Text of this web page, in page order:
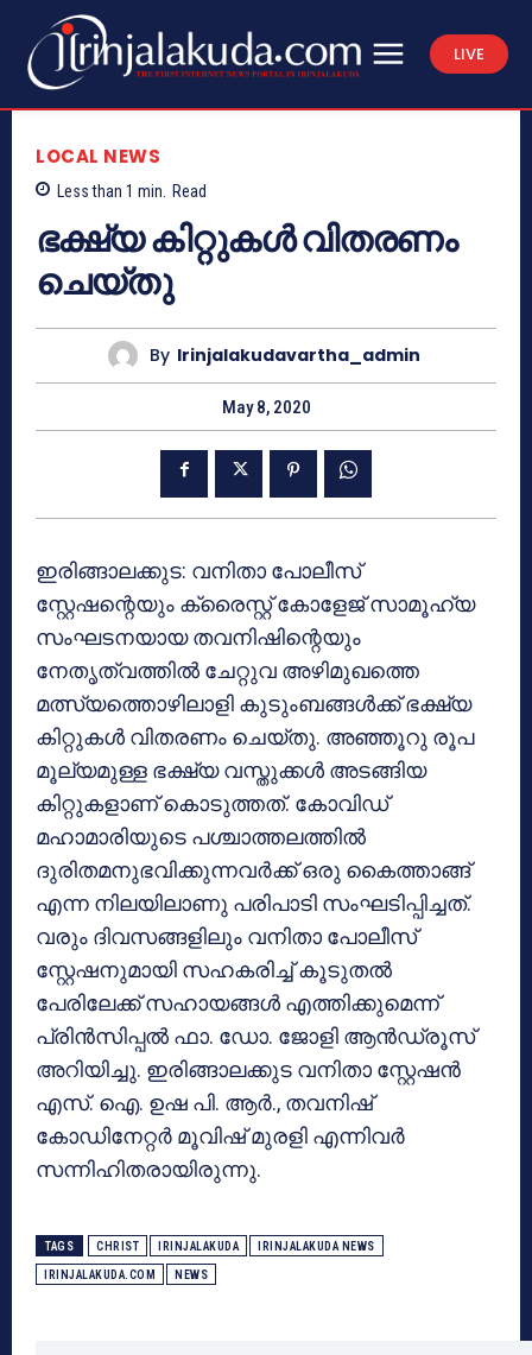
LIVE
LOCAL NEWS
Less than 1 min. Read
ഭക്ഷ്യ കിറ്റുകൾ വിതരണം
ചെയ്തു
By Irinjalakudavartha_admin
May 8, 2020
ഇരിങ്ങാലക്കുട: വനിതാ പോലീസ്
സ്റ്റേഷന്റെയും ക്രൈസ്റ്റ് കോളേജ് സാമൂഹ്യ
സംഘടനയായ തവനിഷിന്റെയും
നേതൃത്വത്തിൽ ചേറ്റുവ അഴിമുഖത്തെ
മത്സ്യത്തൊഴിലാളി കുടുംബങ്ങൾക്ക് ഭക്ഷ്യ
കിറ്റുകൾ വിതരണം ചെയ്തു. അഞ്ഞൂറു രൂപ
മൂല്യമുള്ള ഭക്ഷ്യ വസ്തുക്കൾ അടങ്ങിയ
കിറ്റുകളാണ് കൊടുത്തത്. കോവിഡ്
മഹാമാരിയുടെ പശ്ചാത്തലത്തിൽ
ദുരിതമനുഭവിക്കുന്നവർക്ക് ഒരു കൈത്താങ്ങ്
എന്ന നിലയിലാണു പരിപാടി സംഘടിപ്പിച്ചത്.
വരും ദിവസങ്ങളിലും വനിതാ പോലീസ്
സ്റ്റേഷനുമായി സഹകരിച്ച് കൂടുതൽ
പേരിലേക്ക് സഹായങ്ങൾ എത്തിക്കുമെന്ന്
പ്രിൻസിപ്പൽ ഫാ. ഡോ. ജോളി ആൻഡ്രൂസ്
അറിയിച്ചു. ഇരിങ്ങാലക്കുട വനിതാ സ്റ്റേഷൻ
എസ്. ഐ. ഉഷ പി. ആർ., തവനിഷ്
കോഡിനേറ്റർ മൂവിഷ് മുരളി എന്നിവർ
സന്നിഹിതരായിരുന്നു.
TAGS CHRIST IRINJALAKUDA IRINJALAKUDA NEWS
IRINJALAKUDA.COM NEWS